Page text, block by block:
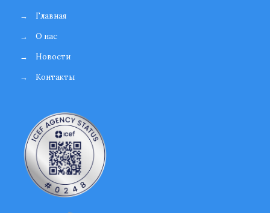
→
Главная
→
О нас
→
Новости
→
Контакты